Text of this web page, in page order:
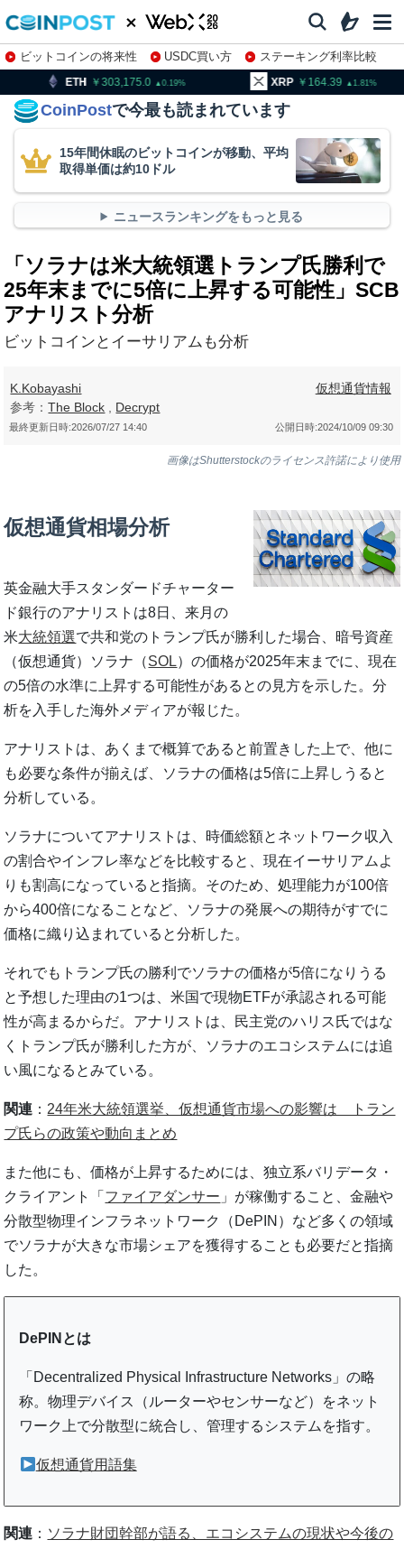
ビットコインの将来性 USDC買い方
ステーキング利率比較
株特集・関連銘柄
303,175.0 0.19 XRP 1.81 BNB
CoinPostで今最も読まれています
15年間休眠のビットコインが移動、平均
取得単価は約10ドル
ニュースランキングをもっと見る
「ソラナは米大統領選トランプ氏勝利で
25年末までに5倍に上昇する可能性」SCB
アナリスト分析
ビットコインとイーサリアムも分析
K.Kobayashi
参考：The Block , Decrypt
仮想通貨情報
公開日時:2024/10/09 09:30
最終更新日時:2026/07/27 14:40
画像はShutterstockのライセンス許諾により使用
仮想通貨相場分析
英金融大手スタンダードチャーター
ド銀行のアナリストは8日、来月の
米大統領選で共和党のトランプ氏が勝利した場合、暗号資産
（仮想通貨）ソラナ（SOL）の価格が2025年末までに、現在
の5倍の水準に上昇する可能性があるとの見方を示した。分
析を入手した海外メディアが報じた。
アナリストは、あくまで概算であると前置きした上で、他に
も必要な条件が揃えば、ソラナの価格は5倍に上昇しうると
分析している。
ソラナについてアナリストは、時価総額とネットワーク収入
の割合やインフレ率などを比較すると、現在イーサリアムよ
りも割高になっていると指摘。そのため、処理能力が100倍
から400倍になることなど、ソラナの発展への期待がすでに
価格に織り込まれていると分析した。
それでもトランプ氏の勝利でソラナの価格が5倍になりうる
と予想した理由の1つは、米国で現物ETFが承認される可能
性が高まるからだ。アナリストは、民主党のハリス氏ではな
くトランプ氏が勝利した方が、ソラナのエコシステムには追
い風になるとみている。
関連 ： 24年米大統領選挙、仮想通貨市場への影響は トラン
プ氏らの政策や動向まとめ
また他にも、価格が上昇するためには、独立系バリデータ・
クライアント「 ファイアダンサー 」が稼働すること、金融や
分散型物理インフラネットワーク（DePIN）など多くの領域
でソラナが大きな市場シェアを獲得することも必要だと指摘
した。
DePINとは
「Decentralized Physical Infrastructure Networks」の略
称。物理デバイス（ルーターやセンサーなど）をネット
ワーク上で分散型に統合し、管理するシステムを指す。
仮想通貨用語集
関連 ： ソラナ財団幹部が語る、エコシステムの現状や今後の